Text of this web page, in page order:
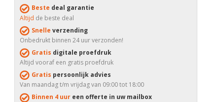
Beste deal garantie
Altijd de beste deal
Snelle verzending
Onbedrukt binnen 24 uur verzonden!
Gratis digitale proefdruk
Altijd vooraf een gratis proefdruk
Gratis persoonlijk advies
Van maandag t/m vrijdag van 09:00 tot 18:00
Binnen 4 uur een offerte in uw mailbox